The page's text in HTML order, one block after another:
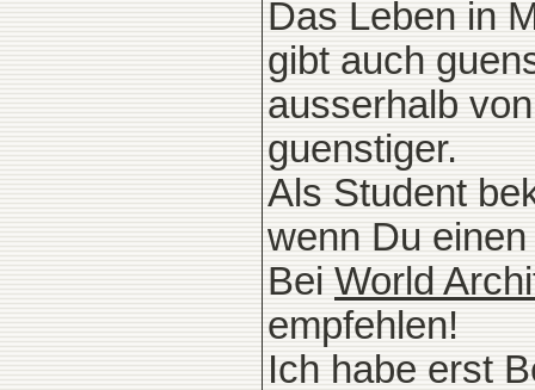
Das Leben in
gibt auch
ausserhalb
guenstiger.
Als Student
wenn Du
Bei World
empfehlen!
Ich habe erst